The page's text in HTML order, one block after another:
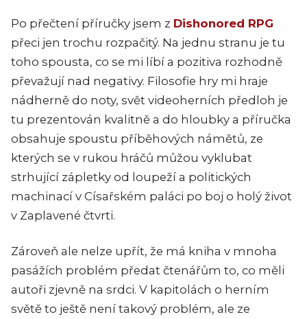
Po přečtení příručky jsem z Dishonored RPG
přeci jen trochu rozpačitý. Na jednu stranu je tu
toho spousta, co se mi líbí a pozitiva rozhodně
převažují nad negativy. Filosofie hry mi hraje
nádherně do noty, svět videoherních předloh je
tu prezentován kvalitně a do hloubky a příručka
obsahuje spoustu příběhových námětů, ze
kterých se v rukou hráčů můžou vyklubat
strhující zápletky od loupeží a politických
machinací v Císařském paláci po boj o holý život
v Zaplavené čtvrti.
Zároveň ale nelze upřít, že má kniha v mnoha
pasážích problém předat čtenářům to, co měli
autoři zjevně na srdci. V kapitolách o herním
světě to ještě není takový problém, ale ze